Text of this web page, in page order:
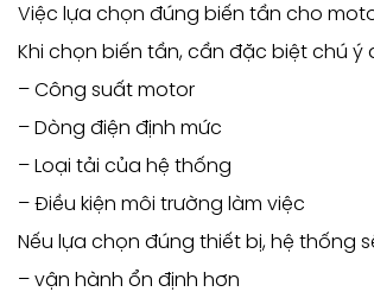
Việc lựa chọn đúng biến tần cho
Khi chọn biến tần, cần đặc biệt chú ý
– Công suất motor
– Dòng điện định mức
– Loại tải của hệ thống
– Điều kiện môi trường làm việc
Nếu lựa chọn đúng thiết bị, hệ thống
– vận hành ổn định hơn